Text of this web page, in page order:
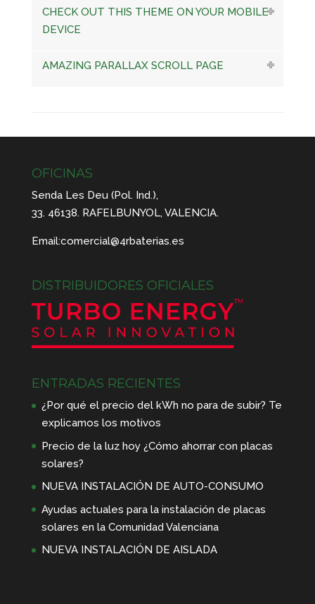
CHECK OUT THIS THEME ON YOUR MOBILE
DEVICE
AMAZING PARALLAX SCROLL PAGE
OFICINAS
Senda Les Deu (Pol. Ind.),
33. 46138. RAFELBUNYOL, VALENCIA.
Email:comercial@4rbaterias.es
DISTRIBUIDORES OFICIALES
ENTRADAS RECIENTES
¿Por qué el precio del kWh no para de subir? Te
explicamos los motivos
Precio de la luz hoy ¿Cómo ahorrar con placas
solares?
NUEVA INSTALACIÓN DE AUTO-CONSUMO
Ayudas actuales para la instalación de placas
solares en la Comunidad Valenciana
NUEVA INSTALACIÓN DE AISLADA